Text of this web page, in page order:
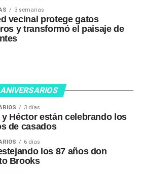
3 semanas
vecinal protege gatos
y transformó el paisaje de
ANIVERSARIOS
3 días
y Héctor están celebrando los
de casados
6 días
los 87 años don
Brooks